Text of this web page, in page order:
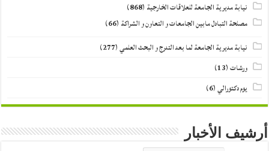
نيابة مديرية الجامعة للعلاقات الخارجية (868)
مصلحة التبادل مابين الجامعات و التعاون و الشراكة (66)
نيابة مديرية الجامعة لما بعد التدرج و البحث العلمي(277)
ورشات(13)
يوم دكتورالي(6)
أرشيف الأخبار